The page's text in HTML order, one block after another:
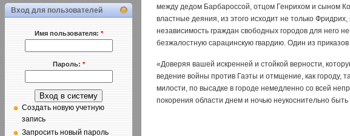
между дедом Барбароссой, отцом Генрихом и сыном
властные деяния, из этого исходит не только
независимость граждан свободных городов для него
безжалостную сарацинскую гвардию. Один из
«Доверяя вашей искренней и стойкой верности,
ведение войны против Гаэты и отмщение, как
милости, по высадке в городе немедленно со всей
покорения области днем и ночью неукоснительно
Вход для пользователей
Имя пользователя: *
Пароль: *
Создать новую учетную
запись
Запросить новый пароль